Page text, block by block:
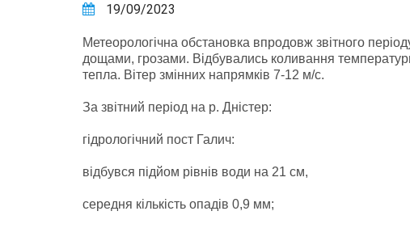
19/09/2023
Метеорологічна обстановка впродовж звітного
дощами, грозами. Відбувались коливання
тепла. Вітер змінних напрямків 7-12 м/с.
За звітний період на р. Дністер:
гідрологічний пост Галич:
відбувся підйом рівнів води на 21 см,
середня кількість опадів 0,9 мм;